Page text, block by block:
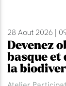
28 Aout 2026 |
Devenez
basque et
la